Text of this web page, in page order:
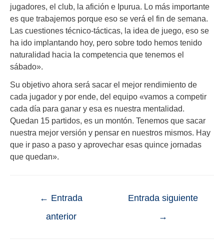
jugadores, el club, la afición e Ipurua. Lo más importante
es que trabajemos porque eso se verá el fin de semana.
Las cuestiones técnico-tácticas, la idea de juego, eso se
ha ido implantando hoy, pero sobre todo hemos tenido
naturalidad hacia la competencia que tenemos el
sábado».
Su objetivo ahora será sacar el mejor rendimiento de
cada jugador y por ende, del equipo «vamos a competir
cada día para ganar y esa es nuestra mentalidad.
Quedan 15 partidos, es un montón. Tenemos que sacar
nuestra mejor versión y pensar en nuestros mismos. Hay
que ir paso a paso y aprovechar esas quince jornadas
que quedan».
← Entrada
anterior
Entrada siguiente
→